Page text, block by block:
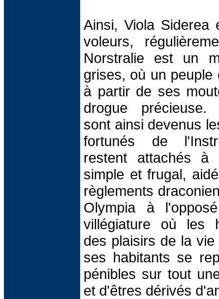
Ainsi, Viola Siderea
voleurs,
Norstralie est un
grises, où un peuple
à partir de ses
drogue précieuse.
sont ainsi devenus
fortunés de
restent attachés
simple et frugal,
règlements
Olympia à
villégiature où les
des plaisirs de la
ses habitants se
pénibles sur tout
et d'êtres dérivés